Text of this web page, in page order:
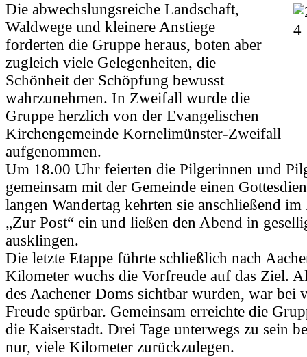
Die abwechslungsreiche Landschaft,
Waldwege und kleinere Anstiege
forderten die Gruppe heraus, boten aber
zugleich viele Gelegenheiten, die
Schönheit der Schöpfung bewusst
wahrzunehmen. In Zweifall wurde die
Gruppe herzlich von der Evangelischen
Kirchengemeinde Kornelimünster-Zweifall
aufgenommen.
Um 18.00 Uhr feierten die Pilgerinnen und
gemeinsam mit der Gemeinde einen
langen Wandertag kehrten sie anschließend im
„Zur Post“ ein und ließen den Abend in
ausklingen.
Die letzte Etappe führte schließlich nach
Kilometer wuchs die Vorfreude auf das Ziel.
des Aachener Doms sichtbar wurden, war bei
Freude spürbar. Gemeinsam erreichte die
die Kaiserstadt. Drei Tage unterwegs zu sein
nur, viele Kilometer zurückzulegen.